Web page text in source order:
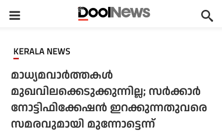
KERALA NEWS
മാധ്യമവാര്‍ത്തകള്‍
മുഖവിലക്കെടുക്കുന്നില്ല; സര്‍ക്കാര്‍
നോട്ടിഫിക്കേഷന്‍ ഇറക്കുന്നതുവരെ
സമരവുമായി മുന്നോട്ടെന്ന്